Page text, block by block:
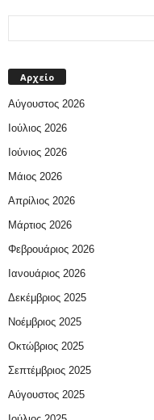
Αρχείο
Αύγουστος 2026
Ιούλιος 2026
Ιούνιος 2026
Μάιος 2026
Απρίλιος 2026
Μάρτιος 2026
Φεβρουάριος 2026
Ιανουάριος 2026
Δεκέμβριος 2025
Νοέμβριος 2025
Οκτώβριος 2025
Σεπτέμβριος 2025
Αύγουστος 2025